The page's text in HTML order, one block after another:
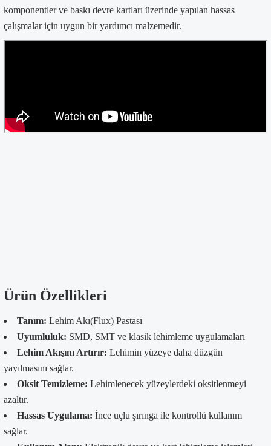
komponentler ve baskı devre kartları üzerinde yapılan hassas
çalışmalar için uygun bir yardımcı malzemedir.
Ürün Özellikleri
Tanım: Lehim Akı(Flux) Pastası
Uyumluluk: SMD, SMT ve klasik lehimleme uygulamaları
Lehim Akışını Artırır: Lehimin yüzeye daha düzgün
yayılmasını sağlar.
Oksit Temizleme: Lehimlenecek yüzeylerdeki oksitlenmeyi
azaltır.
Hassas Uygulama: İnce uçlu şırınga ile kontrollü kullanım
sağlar.